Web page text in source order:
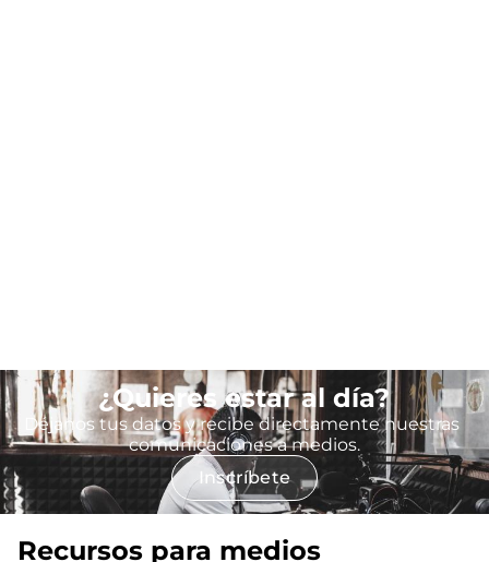
Imagen ¿Quieres estar al día?
Déjanos tus datos y recibe directamente nuestras
comunicaciones a medios.
Inscríbete(se abre en una
Recursos para medios